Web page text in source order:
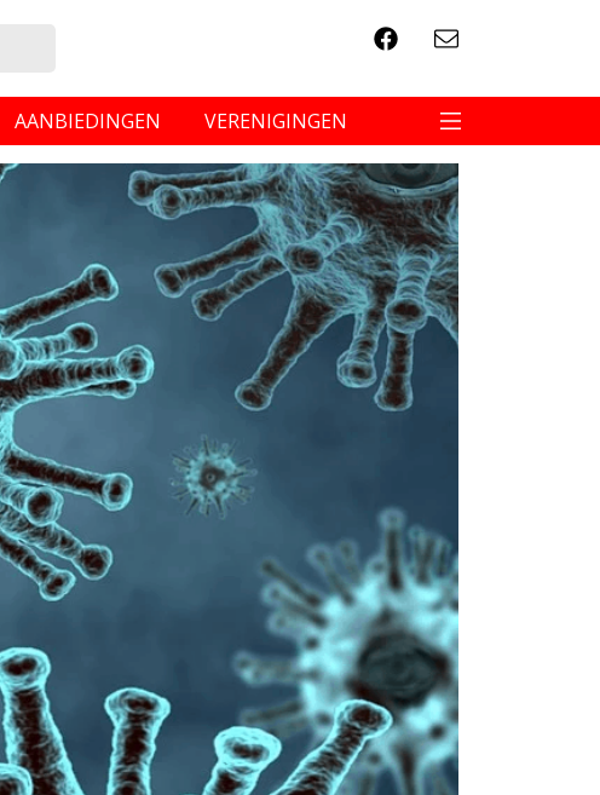
AANBIEDINGEN VERENIGINGEN